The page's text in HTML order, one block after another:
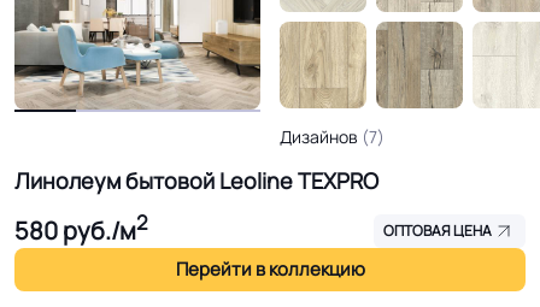
Линолеум бытовой Leoline TEXPRO
580руб./м2 ОПТОВАЯ ЦЕНА
Перейти в коллекцию
Дизайнов (7)